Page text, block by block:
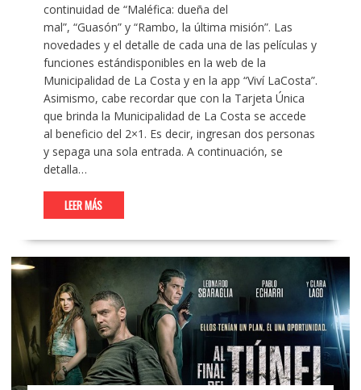
continuidad de “Maléfica: dueña del
mal”, “Guasón” y “Rambo, la última misión”. Las
novedades y el detalle de cada una de las películas y
funciones estándisponibles en la web de la
Municipalidad de La Costa y en la app “Viví LaCosta”.
Asimismo, cabe recordar que con la Tarjeta Única
que brinda la Municipalidad de La Costa se accede
al beneficio del 2×1. Es decir, ingresan dos personas
y sepaga una sola entrada. A continuación, se
detalla…
LEER MÁS